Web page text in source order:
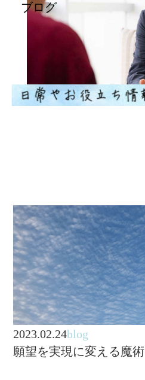
ブログ
2023.02.24blog
願望を実現に変える魔術